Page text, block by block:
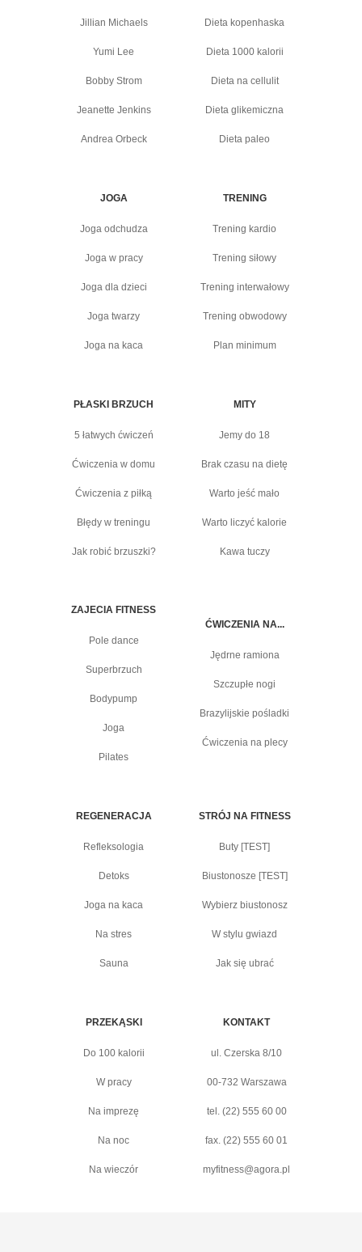
Jillian Michaels
Yumi Lee
Bobby Strom
Jeanette Jenkins
Andrea Orbeck
Dieta kopenhaska
Dieta 1000 kalorii
Dieta na cellulit
Dieta glikemiczna
Dieta paleo
JOGA
Joga odchudza
Joga w pracy
Joga dla dzieci
Joga twarzy
Joga na kaca
TRENING
Trening kardio
Trening siłowy
Trening interwałowy
Trening obwodowy
Plan minimum
PŁASKI BRZUCH
5 łatwych ćwiczeń
Ćwiczenia w domu
Ćwiczenia z piłką
Błędy w treningu
Jak robić brzuszki?
MITY
Jemy do 18
Brak czasu na dietę
Warto jeść mało
Warto liczyć kalorie
Kawa tuczy
ZAJECIA FITNESS
Pole dance
Superbrzuch
Bodypump
Joga
Pilates
ĆWICZENIA NA...
Jędrne ramiona
Szczupłe nogi
Brazylijskie pośladki
Ćwiczenia na plecy
REGENERACJA
Refleksologia
Detoks
Joga na kaca
Na stres
Sauna
STRÓJ NA FITNESS
Buty [TEST]
Biustonosze [TEST]
Wybierz biustonosz
W stylu gwiazd
Jak się ubrać
PRZEKĄSKI
Do 100 kalorii
W pracy
Na imprezę
Na noc
Na wieczór
KONTAKT
ul. Czerska 8/10
00-732 Warszawa
tel. (22) 555 60 00
fax. (22) 555 60 01
myfitness@agora.pl